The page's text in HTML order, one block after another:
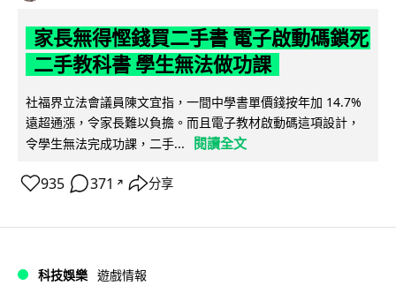
家長無得慳錢買二手書 電子啟動碼鎖死
二手教科書 學生無法做功課
社福界立法會議員陳文宜指，一間中學書單價錢按年加 14.7%
遠超通漲，令家長難以負擔。而且電子教材啟動碼這項設計，
令學生無法完成功課，二手...
閱讀全文
935 371 ↗ 分享
科技娛樂 遊戲情報